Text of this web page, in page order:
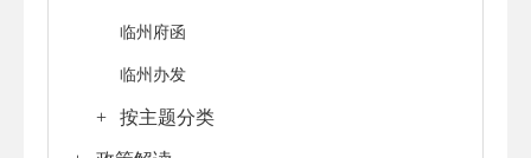
临州府函
临州办发
+ 按主题分类